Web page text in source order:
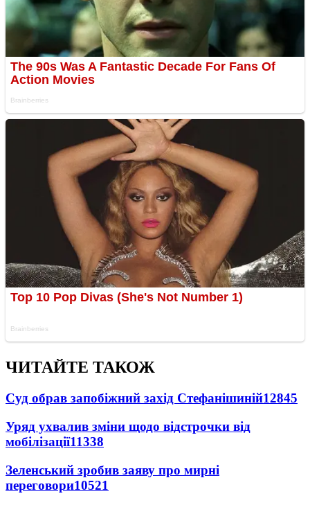
ЧИТАЙТЕ ТАКОЖ
Суд обрав запобіжний захід Стефанішиній12845
Уряд ухвалив зміни щодо відстрочки від
мобілізації11338
Зеленський зробив заяву про мирні
переговори10521